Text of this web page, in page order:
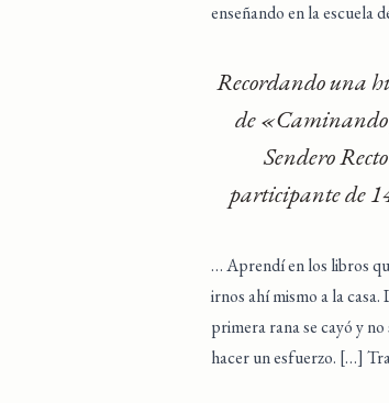
enseñando en la escuela
Recordando una
de «Caminando
Sendero
participante de
… Aprendí en los libros
irnos ahí mismo a la
primera rana se cayó y
hacer un esfuerzo. […]